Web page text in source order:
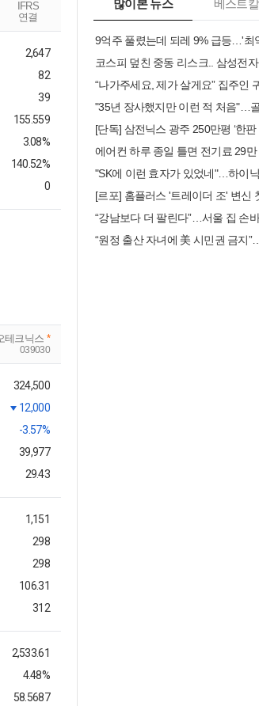
IFRS
연결
2,647
82
39
155.559
3.08%
140.52%
0
테크닉스 *
039030
324,500
12,000
-3.57%
39,977
29.43
1,151
298
298
106.31
312
2,533.61
4.48%
58.5687
많이본 뉴스 베스트